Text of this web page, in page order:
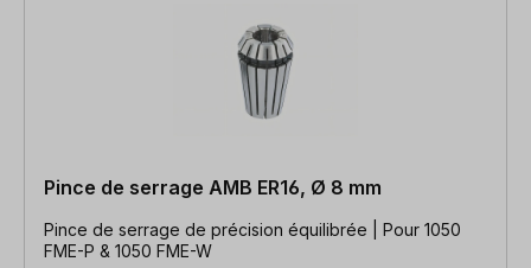
Pince de serrage AMB ER16, Ø 8 mm
Pince de serrage de précision équilibrée | Pour 1050
FME-P & 1050 FME-W